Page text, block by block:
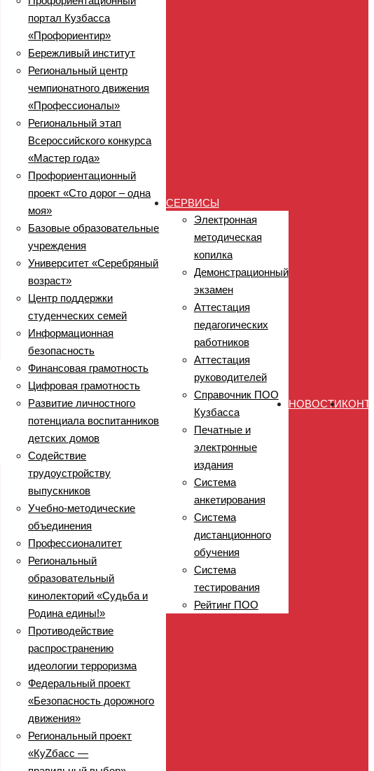
портал Кузбасса
«Профориентир»
Бережливый институт
Региональный центр
чемпионатного движения
«Профессионалы»
Региональный этап
Всероссийского конкурса
«Мастер года»
Профориентационный
проект «Сто дорог – одна
моя»
Базовые образовательные
учреждения
Университет «Серебряный
возраст»
Центр поддержки
студенческих семей
Информационная
безопасность
Финансовая грамотность
Цифровая грамотность
Развитие личностного
потенциала воспитанников
детских домов
Содействие
трудоустройству
выпускников
Учебно-методические
объединения
Профессионалитет
Региональный
образовательный
кинолекторий «Судьба и
Родина едины!»
Противодействие
распространению
идеологии терроризма
Федеральный проект
«Безопасность дорожного
движения»
Региональный проект
«КуZбасс —
СЕРВИСЫ
Электронная
методическая
копилка
Демонстрационный
экзамен
Аттестация
педагогических
работников
Аттестация
руководителей
Справочник ПОО
Кузбасса
Печатные и
электронные
издания
Система
анкетирования
Система
дистанционного
обучения
Система
тестирования
Рейтинг ПОО
НОВОСТИ